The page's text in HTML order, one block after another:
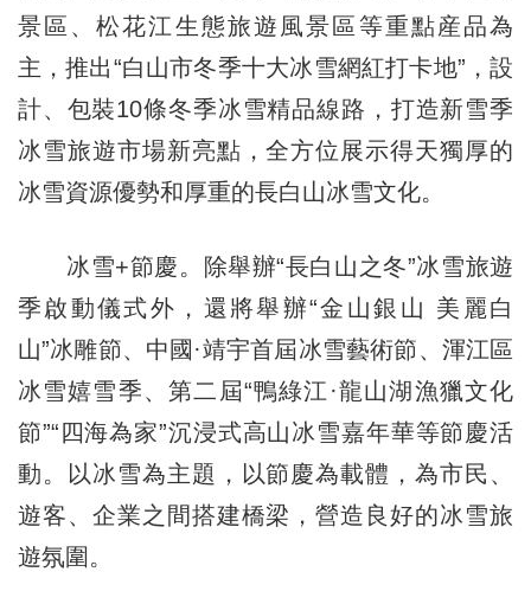
景區、松花江生態旅遊風景區等重點産品為
主，推出“白山市冬季十大冰雪網紅打卡地”，設
計、包裝10條冬季冰雪精品線路，打造新雪季
冰雪旅遊市場新亮點，全方位展示得天獨厚的
冰雪資源優勢和厚重的長白山冰雪文化。
冰雪+節慶。除舉辦“長白山之冬”冰雪旅遊
季啟動儀式外，還將舉辦“金山銀山 美麗白
山”冰雕節、中國·靖宇首屆冰雪藝術節、渾江區
冰雪嬉雪季、第二屆“鴨綠江·龍山湖漁獵文化
節”“四海為家”沉浸式高山冰雪嘉年華等節慶活
動。以冰雪為主題，以節慶為載體，為市民、
遊客、企業之間搭建橋梁，營造良好的冰雪旅
遊氛圍。